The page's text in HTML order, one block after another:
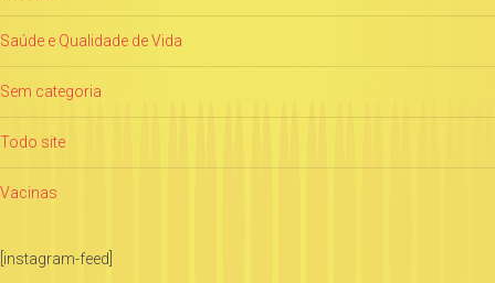
Saúde e Qualidade de Vida
Sem categoria
Todo site
Vacinas
[instagram-feed]